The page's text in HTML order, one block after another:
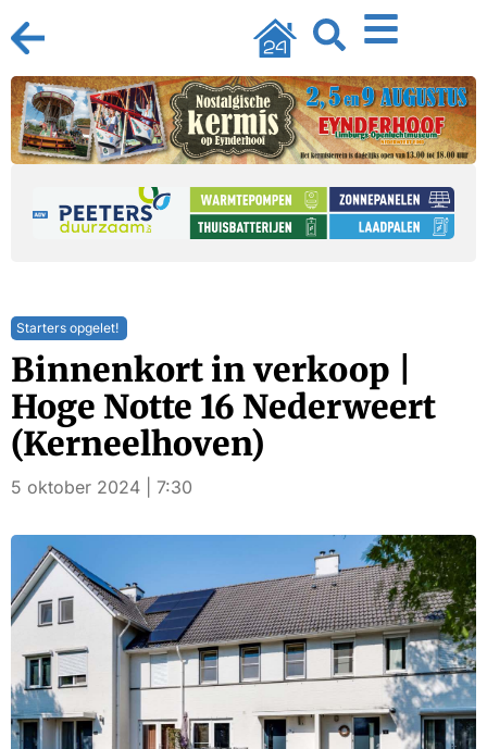
Starters opgelet!
Binnenkort in verkoop |
Hoge Notte 16 Nederweert
(Kerneelhoven)
5 oktober 2024 | 7:30